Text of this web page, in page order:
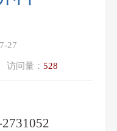
27
访问量： 528